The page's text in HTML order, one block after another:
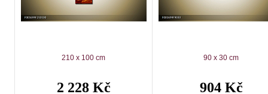
210 x 100 cm
2 228 Kč
90 x 30 cm
904 Kč